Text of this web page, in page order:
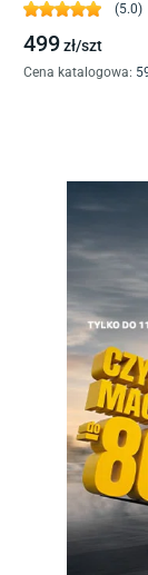
(5.0)
499zł/szt
Cena katalogowa: